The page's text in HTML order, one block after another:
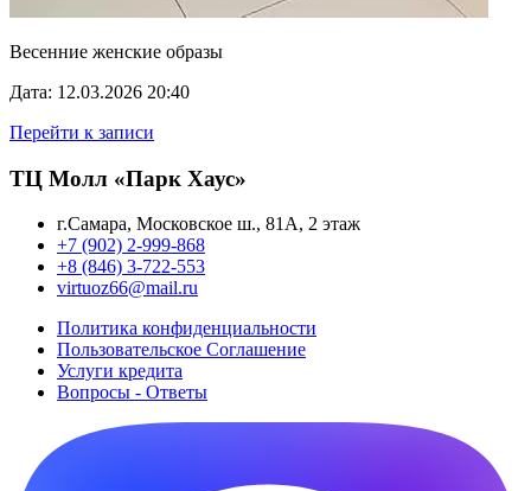
Весенние женские образы
Дата: 12.03.2026 20:40
Перейти к записи
ТЦ Молл «Парк Хаус»
г.Самара, Московское ш., 81А, 2 этаж
+7 (902) 2-999-868
+8 (846) 3-722-553
virtuoz66@mail.ru
Политика конфиденциальности
Пользовательское Cоглашение
Услуги кредита
Вопросы - Ответы